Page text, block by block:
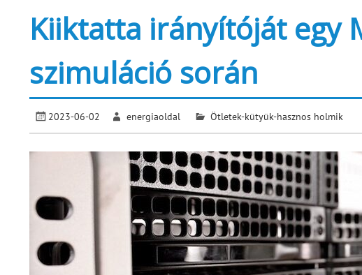
Kiiktatta irányítóját egy
szimuláció során
2023-06-02 energiaoldal Ötletek-kütyük-hasznos holmik